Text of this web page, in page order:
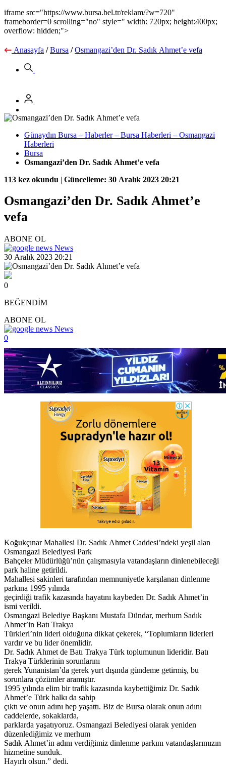
iframe src="https://www.bursa.bel.tr/reklam/?w=720"
frameborder=0 scrolling="no" style=" width: 720px; height:400px;
overflow: hidden;">
Anasayfa / Bursa / Osmangazi’den Dr. Sadık Ahmet’e vefa
Günaydın Bursa – Haberler – Bursa Haberleri – Osmangazi
Haberleri
Bursa
Osmangazi’den Dr. Sadık Ahmet’e vefa
113 kez okundu | Güncelleme: 30 Aralık 2023 20:21
Osmangazi’den Dr. Sadık Ahmet’e
vefa
ABONE OL
News
30 Aralık 2023 20:21
0
BEĞENDİM
ABONE OL
News
0
Koğukçınar Mahallesi Dr. Sadık Ahmet Caddesi’ndeki yeşil alan
Osmangazi Belediyesi Park
Bahçeler Müdürlüğü’nün çalışmasıyla vatandaşların dinlenebileceği
park haline getirildi.
Mahallesi sakinleri tarafından memnuniyetle karşılanan dinlenme
parkına 1995 yılında
geçirdiği trafik kazasında hayatını kaybeden Dr. Sadık Ahmet’in
ismi verildi.
Osmangazi Belediye Başkanı Mustafa Dündar, merhum Sadık
Ahmet’in Batı Trakya
Türkleri’nin lideri olduğuna dikkat çekerek, “Toplumların liderleri
vardır ve bu lider önemlidir.
Dr. Sadık Ahmet de Batı Trakya Türk toplumunun lideridir. Batı
Trakya Türklerinin sorunlarını
gerek Yunanistan’da gerek yurt dışında gündeme getirmiş, bu
sorunlara çözümler aramıştır.
1995 yılında elim bir trafik kazasında kaybettiğimiz Dr. Sadık
Ahmet’e Türk halkı da sahip
çıktı ve onun adını hep yaşattı. Biz de Bursa olarak onun adını
caddelerde, sokaklarda,
parklarda yaşatıyoruz. Osmangazi Belediyesi olarak yeniden
düzenlediğimiz ve merhum
Sadık Ahmet’in adını verdiğimiz dinlenme parkını vatandaşlarımızın
hizmetine sunduk.
Hayırlı olsun.” dedi.